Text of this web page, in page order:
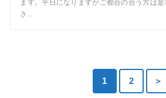
ます。平日になりますがご都合の合う方は
さ...
1 2 ＞